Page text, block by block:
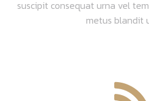
suscipit consequat urna vel
metus blandit